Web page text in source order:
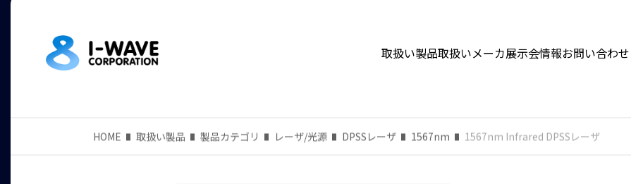
取扱い製品取扱いメーカ展示会情報お問い合わせ
HOME 取扱い製品 製品カテゴリ レーザ/光源 DPSSレーザ 1567nm 1567nm Infrared DPSSレーザ